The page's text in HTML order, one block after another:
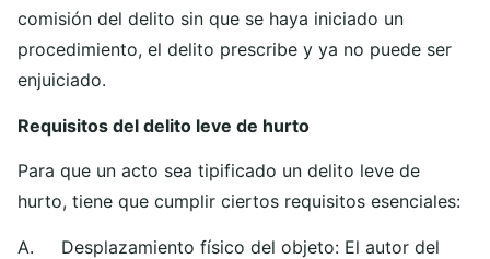
comisión del delito sin que se haya iniciado un
procedimiento, el delito prescribe y ya no puede ser
enjuiciado.
Requisitos del delito leve de hurto
Para que un acto sea tipificado un delito leve de
hurto, tiene que cumplir ciertos requisitos esenciales:
A. Desplazamiento físico del objeto: El autor del